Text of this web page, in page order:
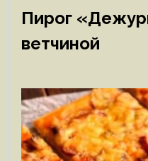
Пирог
ветчиной